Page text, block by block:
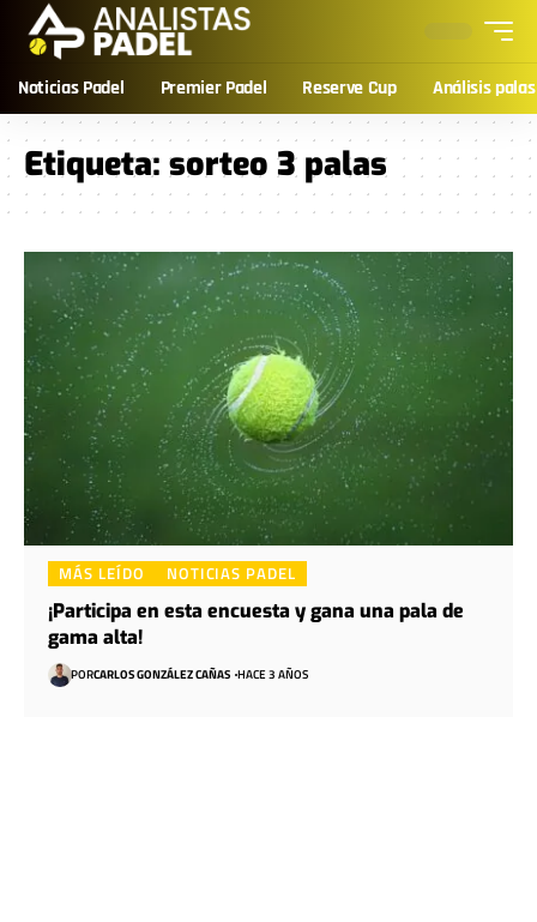
Noticias Padel Premier Padel Reserve Cup Análisis palas
Etiqueta: sorteo 3 palas
MÁS LEÍDO NOTICIAS PADEL
¡Participa en esta encuesta y gana una pala de
gama alta!
PORCARLOS GONZÁLEZ CAÑAS HACE 3 AÑOS